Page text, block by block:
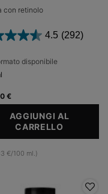
con retinolo
4.5 (292)
disponibile
€
AGGIUNGI AL
CARRELLO
€/100 ml.)